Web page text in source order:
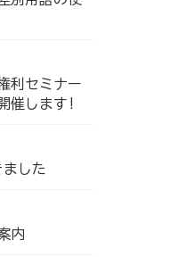
利セミナー
催します!
ました
内